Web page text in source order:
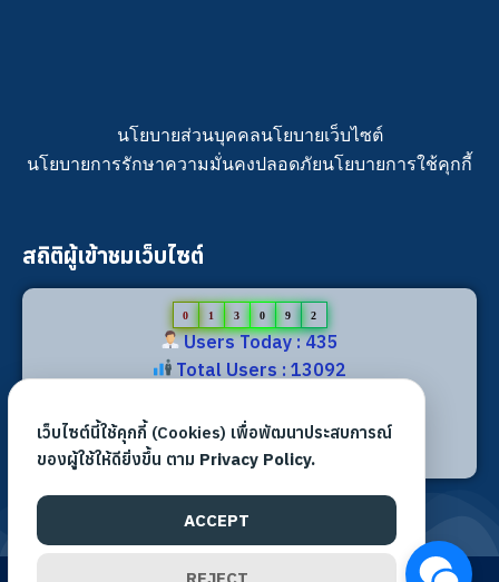
นโยบายส่วนบุคคลนโยบายเว็บไซต์
นโยบายการรักษาความมั่นคงปลอดภัยนโยบายการใช้คุกกี้
สถิติผู้เข้าชมเว็บไซต์
0 1 3 0 9 2
Users Today : 435
Total Users : 13092
Total views : 30705
Who's Online : 4
เว็บไซต์นี้ใช้คุกกี้ (Cookies) เพื่อพัฒนาประสบการณ์
ของผู้ใช้ให้ดียิ่งขึ้น ตาม Privacy Policy.
ACCEPT